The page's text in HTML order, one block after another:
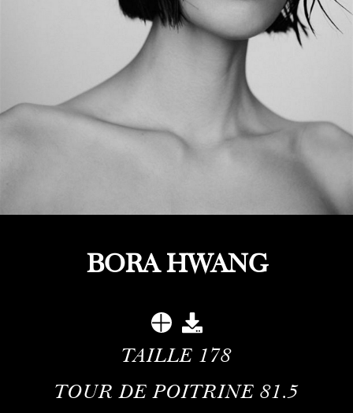
BORA HWANG
TAILLE 178
TOUR DE POITRINE 81.5